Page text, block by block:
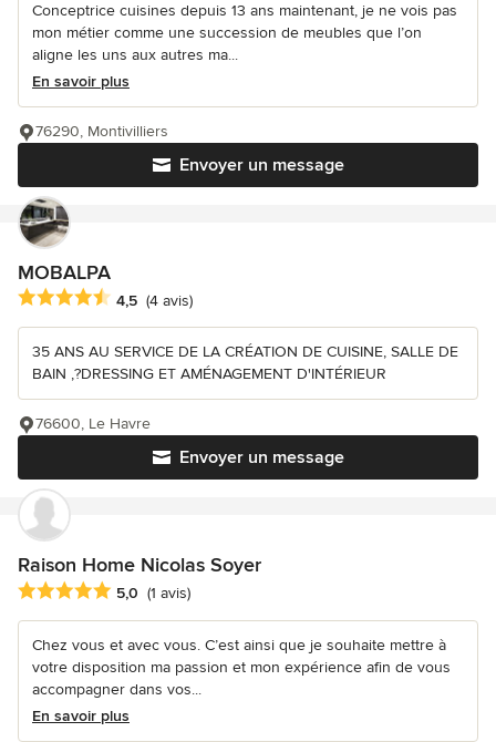
Conceptrice cuisines depuis 13 ans maintenant, je ne vois pas
mon métier comme une succession de meubles que l’on
aligne les uns aux autres ma...
En savoir plus
Envoyer un message
76290, Montivilliers
MOBALPA
Note moyenne : 4.5 étoiles sur 5
4,5 (4 avis)
35 ANS AU SERVICE DE LA CRÉATION DE CUISINE, SALLE DE
BAIN ,?DRESSING ET AMÉNAGEMENT D'INTÉRIEUR
Envoyer un message
76600, Le Havre
Raison Home Nicolas Soyer
Note moyenne : 5 étoiles sur 5
5,0 (1 avis)
Chez vous et avec vous. C’est ainsi que je souhaite mettre à
votre disposition ma passion et mon expérience afin de vous
accompagner dans vos...
En savoir plus